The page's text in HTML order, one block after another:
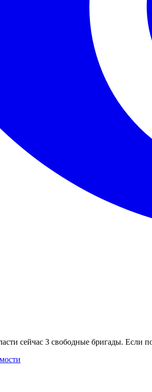
сейчас 3 свободные бригады. Если